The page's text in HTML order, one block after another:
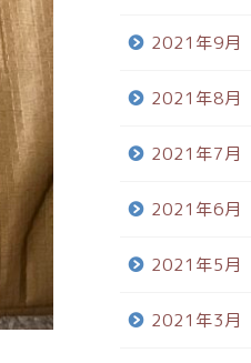
2021年9月
2021年8月
2021年7月
2021年6月
2021年5月
2021年3月